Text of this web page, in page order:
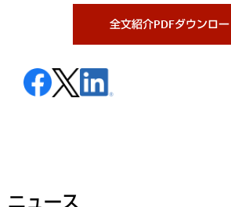
全文紹介PDFダウンロー
ニュース